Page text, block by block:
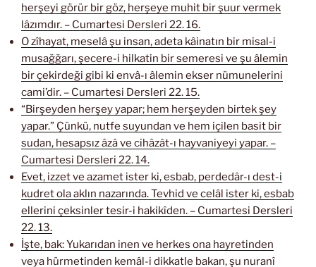
herşeyi görür bir göz, herşeye muhit bir şuur vermek
lâzımdır. – Cumartesi Dersleri 22. 16.
O zîhayat, meselâ şu insan, adeta kâinatın bir misal-i
musağğarı, şecere-i hilkatin bir semeresi ve şu âlemin
bir çekirdeği gibi ki envâ-ı âlemin ekser nümunelerini
cami’dir. – Cumartesi Dersleri 22. 15.
“Birşeyden herşey yapar; hem herşeyden birtek şey
yapar.” Çünkü, nutfe suyundan ve hem içilen basit bir
sudan, hesapsız âzâ ve cihâzât-ı hayvaniyeyi yapar. –
Cumartesi Dersleri 22. 14.
Evet, izzet ve azamet ister ki, esbab, perdedâr-ı dest-i
kudret ola aklın nazarında. Tevhid ve celâl ister ki, esbab
ellerini çeksinler tesir-i hakikîden. – Cumartesi Dersleri
22. 13.
İşte, bak: Yukarıdan inen ve herkes ona hayretinden
veya hürmetinden kemâl-i dikkatle bakan, şu nuranî